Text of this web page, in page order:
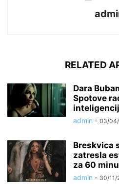
RELATED
Dara
Spotove
admin - 03/
Breskvica
zatresla
za 60
admin - 30/11/